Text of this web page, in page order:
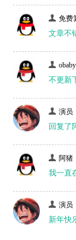
免费
文章不
obaby
不更新
演员
回复了
阿猪
我一直
演员
新年快